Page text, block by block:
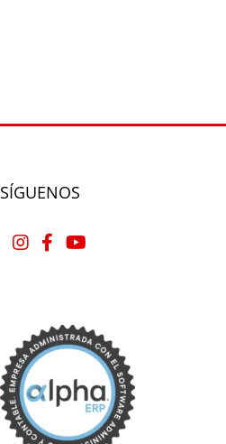
SÍGUENOS